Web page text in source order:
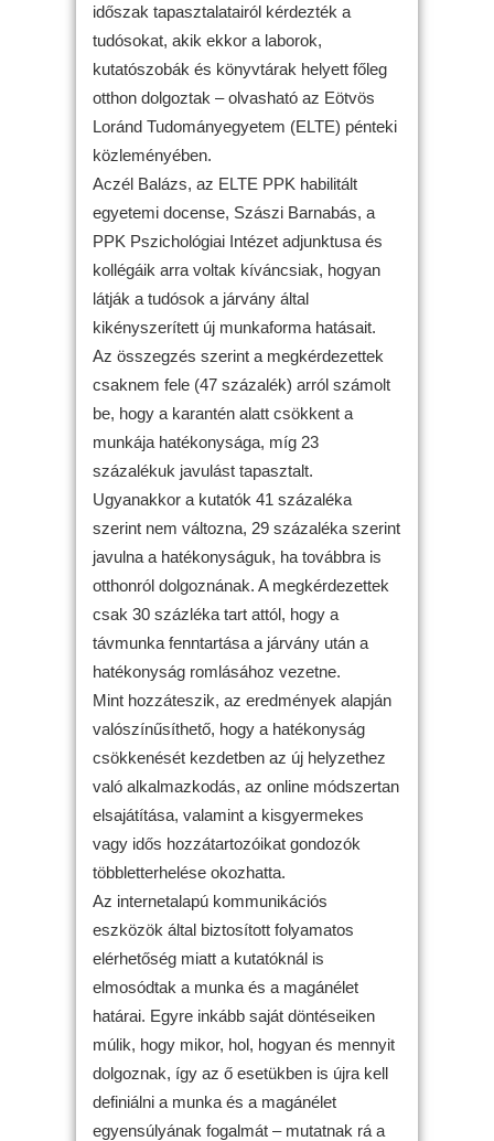
időszak tapasztalatairól kérdezték a
tudósokat, akik ekkor a laborok,
kutatószobák és könyvtárak helyett főleg
otthon dolgoztak – olvasható az Eötvös
Loránd Tudományegyetem (ELTE) pénteki
közleményében.
Aczél Balázs, az ELTE PPK habilitált
egyetemi docense, Szászi Barnabás, a
PPK Pszichológiai Intézet adjunktusa és
kollégáik arra voltak kíváncsiak, hogyan
látják a tudósok a járvány által
kikényszerített új munkaforma hatásait.
Az összegzés szerint a megkérdezettek
csaknem fele (47 százalék) arról számolt
be, hogy a karantén alatt csökkent a
munkája hatékonysága, míg 23
százalékuk javulást tapasztalt.
Ugyanakkor a kutatók 41 százaléka
szerint nem változna, 29 százaléka szerint
javulna a hatékonyságuk, ha továbbra is
otthonról dolgoznának. A megkérdezettek
csak 30 százléka tart attól, hogy a
távmunka fenntartása a járvány után a
hatékonyság romlásához vezetne.
Mint hozzáteszik, az eredmények alapján
valószínűsíthető, hogy a hatékonyság
csökkenését kezdetben az új helyzethez
való alkalmazkodás, az online módszertan
elsajátítása, valamint a kisgyermekes
vagy idős hozzátartozóikat gondozók
többletterhelése okozhatta.
Az internetalapú kommunikációs
eszközök által biztosított folyamatos
elérhetőség miatt a kutatóknál is
elmosódtak a munka és a magánélet
határai. Egyre inkább saját döntéseiken
múlik, hogy mikor, hol, hogyan és mennyit
dolgoznak, így az ő esetükben is újra kell
definiálni a munka és a magánélet
egyensúlyának fogalmát – mutatnak rá a